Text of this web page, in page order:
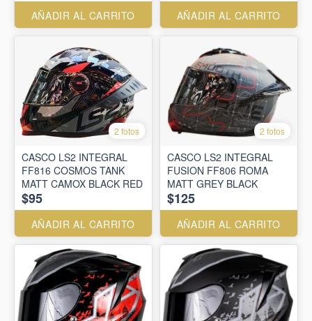
AÑADIR AL CARRITO AÑADIR AL CARRITO
2 fotos
CASCO LS2 INTEGRAL
FF816 COSMOS TANK
MATT CAMOX BLACK RED
$95
AÑADIR AL CARRITO
2 fotos
CASCO LS2 INTEGRAL
FUSION FF806 ROMA
MATT GREY BLACK
$125
AÑADIR AL CARRITO